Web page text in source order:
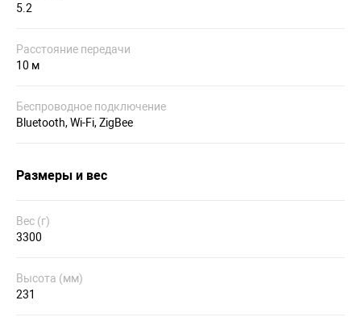
5.2
Расстояние передачи
10 м
Беспроводное подключение
Bluetooth, Wi-Fi, ZigBee
Размеры и вес
Вес (г)
3300
Высота (мм)
231